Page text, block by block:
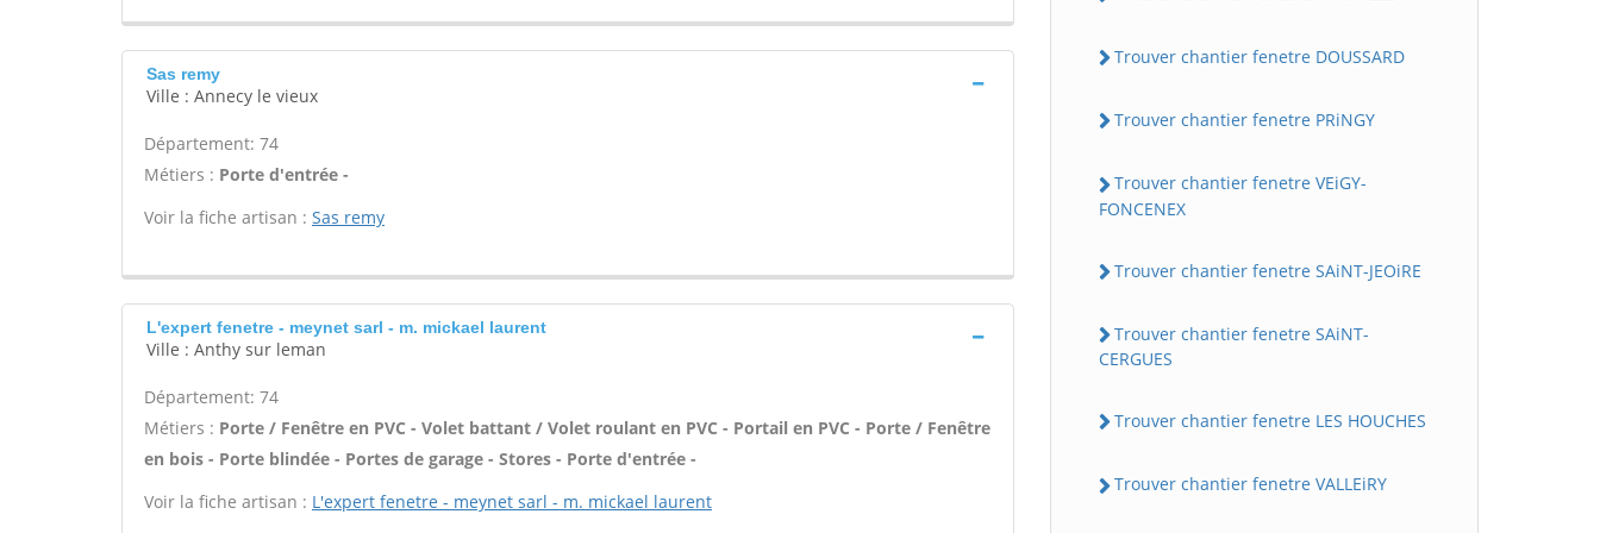
Sas remy
Ville : Annecy le vieux
Département: 74
Métiers : Porte d'entrée -
Voir la fiche artisan : Sas remy
L'expert fenetre - meynet sarl - m. mickael laurent
Ville : Anthy sur leman
Département: 74
Métiers : Porte / Fenêtre en PVC - Volet battant / Volet roulant en PVC - Portail en PVC - Porte / Fenêtre
en bois - Porte blindée - Portes de garage - Stores - Porte d'entrée -
Voir la fiche artisan : L'expert fenetre - meynet sarl - m. mickael laurent
Trouver chantier fenetre DOUSSARD
Trouver chantier fenetre PRiNGY
Trouver chantier fenetre VEiGY-
FONCENEX
Trouver chantier fenetre SAiNT-JEOiRE
Trouver chantier fenetre SAiNT-
CERGUES
Trouver chantier fenetre LES HOUCHES
Trouver chantier fenetre VALLEiRY